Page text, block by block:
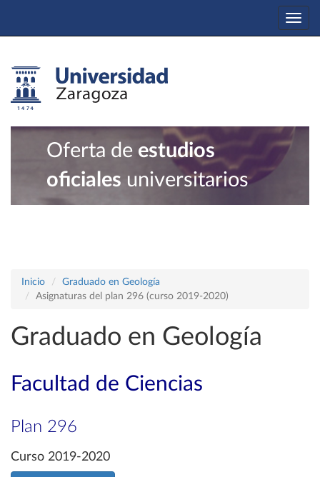
Oferta de estudios
oficiales universitarios
Inicio
Graduado en Geología
Asignaturas del plan 296 (curso 2019-2020)
Graduado en Geología
Facultad de Ciencias
Plan 296
Curso 2019-2020